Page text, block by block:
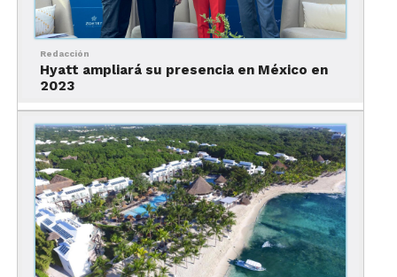
The Ritz-Carlton será otra de las marcas que pruebe la modalidad todo
incluido en México.
Abarcará alrededor de 90 hectáreas en la costa del
Pacífico, conformando un destino emblemático
todo incluido.
“Nuestra nueva plataforma de resorts todo
incluido es una evolución natural para Marriott
International”, dijo el vicepresidente Ejecutivo y
director de Desarrollo Global de Marriott, Tony
Capuano.
Redacción
Hyatt ampliará su presencia en México en
2023